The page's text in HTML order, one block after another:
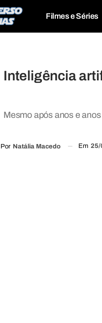
Filmes e Séries
Inteligência
Mesmo após anos e
Por Natália Macedo Em 25/